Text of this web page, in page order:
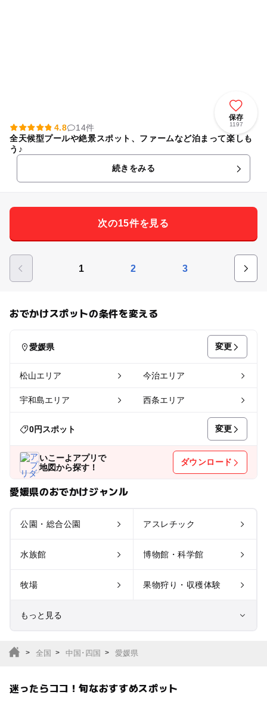
保存
1197
4.8
14件
全天候型プールや絶景スポット、ファームなど泊まって楽しも
う♪
続きをみる
次の15件を見る
1 2 3
おでかけスポットの条件を変える
愛媛県 変更
松山エリア 今治エリア
宇和島エリア 西条エリア
0円スポット 変更
いこーよアプリで
地図から探す！
ダウンロード
愛媛県のおでかけジャンル
公園・総合公園 アスレチック
水族館 博物館・科学館
牧場 果物狩り・収穫体験
もっと見る
全国 中国･四国 愛媛県
迷ったらココ！旬なおすすめスポット